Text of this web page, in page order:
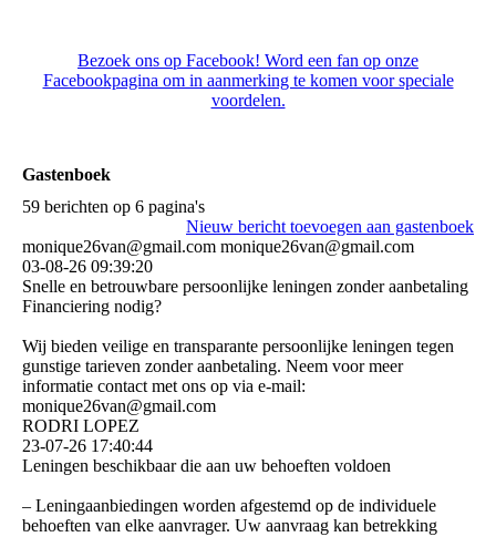
Bezoek ons op Facebook! Word een fan op onze
Facebookpagina om in aanmerking te komen voor speciale
voordelen.
Gastenboek
59 berichten op 6 pagina's
Nieuw bericht toevoegen aan gastenboek
monique26van@gmail.com monique26van@gmail.com
03-08-26 09:39:20
Snelle en betrouwbare persoonlijke leningen zonder aanbetaling
Financiering nodig?
Wij bieden veilige en transparante persoonlijke leningen tegen
gunstige tarieven zonder aanbetaling. Neem voor meer
informatie contact met ons op via e-mail:
monique26van@gmail.com
RODRI LOPEZ
23-07-26 17:40:44
Leningen beschikbaar die aan uw behoeften voldoen
– Leningaanbiedingen worden afgestemd op de individuele
behoeften van elke aanvrager. Uw aanvraag kan betrekking